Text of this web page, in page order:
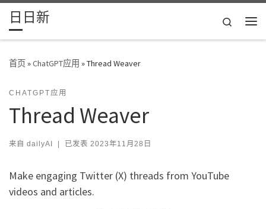
Skip to content
日日新
Search
首页»ChatGPT应用 »Thread Weaver
CHATGPT应用
Thread Weaver
来自 dailyAI | 已发表 2023年11月28日
Make engaging Twitter (X) threads from YouTube
videos and articles.